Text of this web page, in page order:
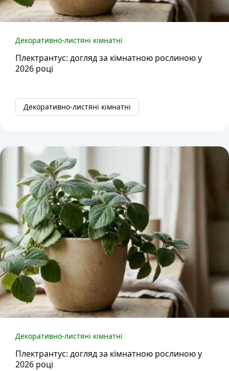
Декоративно-листяні кімнатні
Плектрантус: догляд за кімнатною рослиною у
2026 році
Декоративно-листяні кімнатні
Декоративно-листяні кімнатні
Плектрантус: догляд за кімнатною рослиною у
2026 році